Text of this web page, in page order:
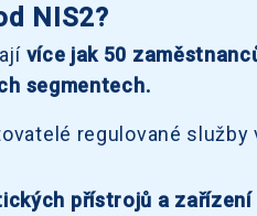
NIS2?
více jak 50
segmentech.
regulované služby
přístrojů a zařízení